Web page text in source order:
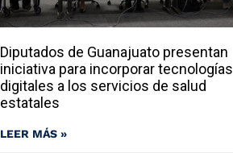
Diputados de Guanajuato presentan
iniciativa para incorporar tecnologías
digitales a los servicios de salud
estatales
LEER MÁS »